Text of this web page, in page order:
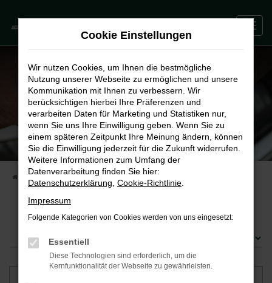
Zum
Hauptinhalt
STARTSEITE FAHRZEUGE WUNSCHFAHRZEUG ANFRAGEN
Cookie Einstellungen
Wir nutzen Cookies, um Ihnen die bestmögliche
Nutzung unserer Webseite zu ermöglichen und unsere
Kommunikation mit Ihnen zu verbessern. Wir
berücksichtigen hierbei Ihre Präferenzen und
verarbeiten Daten für Marketing und Statistiken nur,
wenn Sie uns Ihre Einwilligung geben. Wenn Sie zu
einem späteren Zeitpunkt Ihre Meinung ändern, können
Sie die Einwilligung jederzeit für die Zukunft widerrufen.
Weitere Informationen zum Umfang der
Datenverarbeitung finden Sie hier:
Datenschutzerklärung Cookie-Richtlinie
Impressum
Folgende Kategorien von Cookies werden von uns eingesetzt:
Essentiell
Diese Technologien sind erforderlich, um die
Kernfunktionalität der Webseite zu gewährleisten.